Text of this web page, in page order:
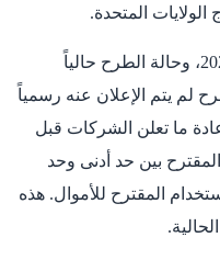
المتحدة.
التاريخ المجدول للطرح هو 10 يوليو 2026، وحالة الطرح حالياً
لم يتم الإعلان عنه رسمياً
ما تعلن الشركات قبل
بين حد أدنى وحد
المقترح للأموال. هذه